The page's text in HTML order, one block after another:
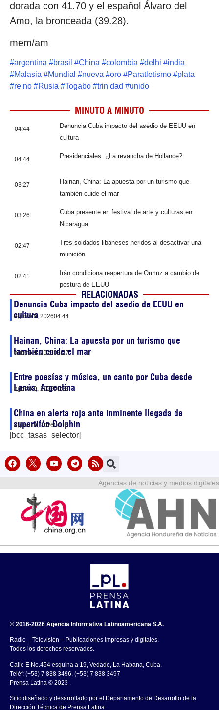
dorada con 41.70 y el español Álvaro del
Amo, la bronceada (39.28).
mem/am
#argentina #brasil #China #colombia #delhi #india
#Malasia #Mundial #nueva #oro #Paratletismo #plata
#reino #Rusia #Togabo #trinidad #unido
MINUTO A MINUTO
04:44
Denuncia Cuba impacto del asedio de EEUU en
cultura
04:44 Presidenciales: ¿La revancha de Hollande?
03:27
Hainan, China: La apuesta por un turismo que
también cuide el mar
03:26
Cuba presente en festival de arte y culturas en
Nicaragua
02:47
Tres soldados libaneses heridos al desactivar una
munición
02:41
Irán condiciona reapertura de Ormuz a cambio de
postura de EEUU
RELACIONADAS
Denuncia Cuba impacto del asedio de EEUU en
cultura
agosto 9, 202604:44
Hainan, China: La apuesta por un turismo que
también cuide el mar
agosto 9, 202603:27
Entre poesías y música, un canto por Cuba desde
Lanús, Argentina
agosto 9, 202600:33
China en alerta roja ante inminente llegada de
supertifón Dolphin
agosto 9, 202600:16
[bcc_tasas_selector]
Agencias de noticias y medios digitales
© 2016-2026 Agencia Informativa Latinoamericana S.A.
Radio – Televisión – Publicaciones impresas y digitales.
Todos los derechos reservados.
Calle E No.454 esquina a 19, Vedado, La Habana, Cuba.
Teléf: (+53) 7 838 3496, (+53) 7 838 3497
Prensa Latina © 2023 .
Sitio diseñado y desarrollado por el Departamento de Desarrollo de la
Dirección Técnica de Prensa Latina.